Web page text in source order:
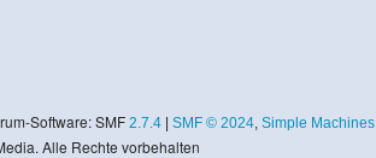
Software: SMF 2.7.4| SMF © 2024, Simple Machines
Alle Rechte vorbehalten